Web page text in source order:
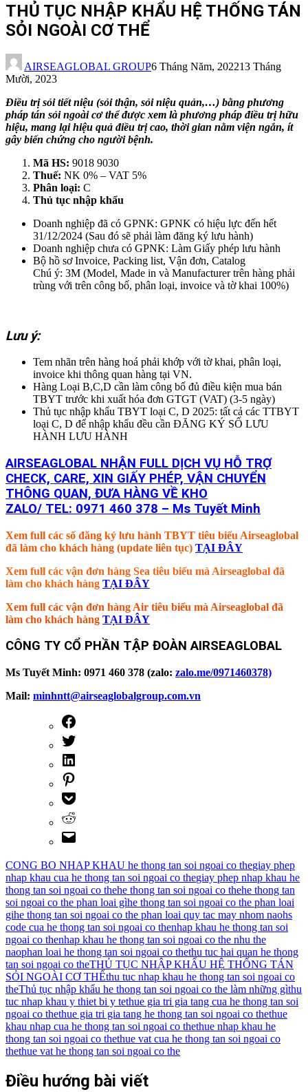
THỦ TỤC NHẬP KHẨU HỆ THỐNG TÁN
SỎI NGOÀI CƠ THỂ
AIRSEAGLOBAL GROUP6 Tháng Năm, 202213 Tháng
Mười, 2023
Điều trị sỏi tiết niệu (sỏi thận, sỏi niệu quản,…) bằng phương
pháp tán sỏi ngoài cơ thể được xem là phương pháp điều trị hữu
hiệu, mang lại hiệu quả điều trị cao, thời gian nằm viện ngắn, ít
gây biến chứng cho người bệnh.
Mã HS: 9018 9030
Thuế: NK 0% – VAT 5%
Phân loại: C
Thủ tục nhập khẩu
Doanh nghiệp đã có GPNK: GPNK có hiệu lực đến hết
31/12/2024 (Sau đó sẽ phải làm đăng ký lưu hành)
Doanh nghiệp chưa có GPNK: Làm Giấy phép lưu hành
Bộ hồ sơ Invoice, Packing list, Vận đơn, Catalog
Chú ý: 3M (Model, Made in và Manufacturer trên hàng phải
trùng với trên công bố, phân loại, invoice và tờ khai 100%)
Lưu ý:
Tem nhãn trên hàng hoá phải khớp với tờ khai, phân loại,
invoice khi thông quan hàng tại VN.
Hàng Loại B,C,D cần làm công bố đủ điều kiện mua bán
TBYT trước khi xuất hóa đơn GTGT (VAT) (3-5 ngày)
Thủ tục nhập khẩu TBYT loại C, D 2025: tất cả các TTBYT
loại C, D để nhập khẩu đều cần ĐĂNG KÝ SỐ LƯU
HÀNH LƯU HÀNH
AIRSEAGLOBAL NHẬN FULL DỊCH VỤ HỖ TRỢ
CHECK, CARE, XIN GIẤY PHÉP, VẬN CHUYỂN
THÔNG QUAN, ĐƯA HÀNG VỀ KHO
ZALO/ TEL: 0971 460 378 – Ms Tuyết Minh
Xem full các số đăng ký lưu hành TBYT tiêu biểu Airseaglobal
đã làm cho khách hàng (update liên tục) TẠI ĐÂY
Xem full các vận đơn hàng Sea tiêu biểu mà Airseaglobal đã
làm cho khách hàng TẠI ĐÂY
Xem full các vận đơn hàng Air tiêu biểu mà Airseaglobal đã
làm cho khách hàng TẠI ĐÂY
CÔNG TY CỔ PHẦN TẬP ĐOÀN AIRSEAGLOBAL
Ms Tuyết Minh: 0971 460 378 (zalo: zalo.me/0971460378)
Mail: minhntt@airseaglobalgroup.com.vn
CONG BO NHAP KHAU he thong tan soi ngoai co thegiay phep
nhap khau cua he thong tan soi ngoai co thegiay phep nhap khau he
thong tan soi ngoai co thehe thong tan soi ngoai co thehe thong tan
soi ngoai co the phan loai gìhe thong tan soi ngoai co the phan loai
gihe thong tan soi ngoai co the phan loai quy tac may nhom naohs
code cua he thong tan soi ngoai co thenhap khau he thong tan soi
ngoai co thenhap khau he thong tan soi ngoai co the nhu the
naophan loai he thong tan soi ngoai co thethu tuc hai quan he thong
tan soi ngoai co theTHỦ TỤC NHẬP KHẨU HỆ THỐNG TÁN
SỎI NGOÀI CƠ THỂthu tuc nhap khau he thong tan soi ngoai co
theThủ tục nhập khẩu he thong tan soi ngoai co the làm những gìthu
tuc nhap khau y thiet bi y tethue gia tri gia tang cua he thong tan soi
ngoai co thethue gia tri gia tang he thong tan soi ngoai co thethue
khau nhap cua he thong tan soi ngoai co thethue nhap khau he
thong tan soi ngoai co thethue vat cua he thong tan soi ngoai co
thethue vat he thong tan soi ngoai co the
Điều hướng bài viết